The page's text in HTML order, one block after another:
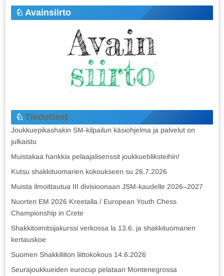
Avainsiirto
Tiedotteet
Joukkuepikashakin SM-kilpailun käsiohjelma ja palvelut on
julkaistu
Muistakaa hankkia pelaajalisenssit joukkuebliksteihin!
Kutsu shakkituomarien kokoukseen su 26.7.2026
Muista ilmoittautua III divisioonaan JSM-kaudelle 2026–2027
Nuorten EM 2026 Kreetalla / European Youth Chess
Championship in Crete
Shakkitoimitsijakurssi verkossa la 13.6. ja shakkituomarien
kertauskoe
Suomen Shakkiliiton liittokokous 14.6.2026
Seurajoukkueiden eurocup pelataan Montenegrossa